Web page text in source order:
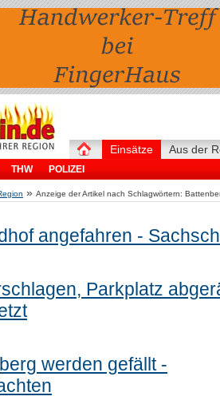
Einsätze
THW POLIZEI
Aus der
» Anzeige der Artikel nach Schlagwörtern:
angefahren -
Parkplatz
werden gefällt -